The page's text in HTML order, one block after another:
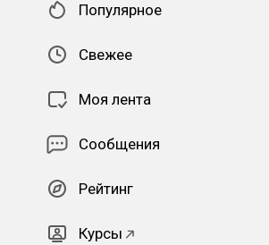
Популярное
Свежее
Моя лента
Сообщения
Рейтинг
Курсы